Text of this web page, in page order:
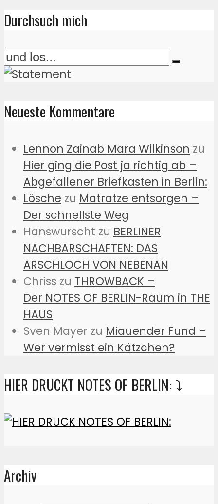
Durchsuch mich
Neueste Kommentare
Lennon Zainab Mara Wilkinson zu
Hier ging die Post ja richtig ab –
Abgefallener Briefkasten in Berlin:
Lösche zu Matratze entsorgen –
Der schnellste Weg
Hanswurscht zu BERLINER
NACHBARSCHAFTEN: DAS
ARSCHLOCH VON NEBENAN
Chriss zu THROWBACK –
Der NOTES OF BERLIN-Raum in THE
HAUS
Sven Mayer zu Miauender Fund –
Wer vermisst ein Kätzchen?
HIER DRUCKT NOTES OF BERLIN: ⤵️
Archiv